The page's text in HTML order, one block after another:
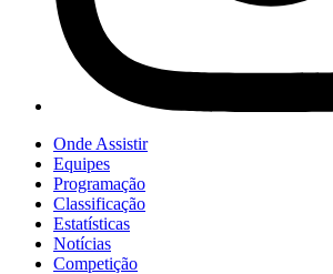
Onde Assistir
Equipes
Programação
Classificação
Estatísticas
Notícias
Competição